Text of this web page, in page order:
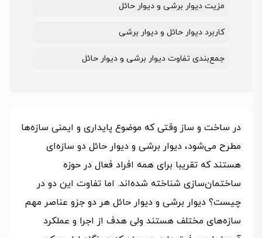
مزیت دیوار برشی و دیوار حائل
کاربرد دیوار حائل و دیوار برشی
جمع‌بندی تفاوت دیوار برشی و دیوار حائل
در ساخت و ساز وقتی که موضوع پایداری و ایمنی سازه‌ها
مطرح می‌شود، دیوار برشی و دیوار حائل دو سازه‌ای
هستند که تقریبا برای همه افراد فعال در حوزه
ساختمان‌سازی شناخته شده‌اند. اما تفاوت این دو در
چیست؟ دیوار برشی و دیوار حائل هر دو جزو عناصر مهم
سازه‌های مختلف هستند ولی هدف از اجرا و عملکرد